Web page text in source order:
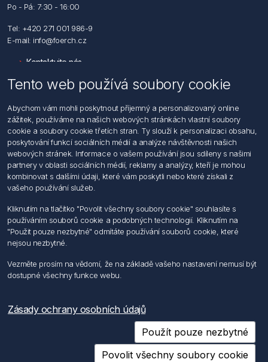
Po - Pá: 7:30 - 16:00
Tel: +420 271 001 986-9
E-mail: info@foerch.cz
Kontaktujte nás
Hledat
Dodržování předpisů
Zásady zpracování osobních údajů fyzických osob
Podmínky zasílání elektronických dokumentu
Všeobecné dodací a obchodní podmínky
Informace o nakládaní s elektroodpadem
Můj účet
Můj účet
Objednávky
Adresy
Copyright © 2026 Förch s.r.o.. Všechna práva vyhrazena.
Tento web používá soubory cookie
Abychom vám mohli poskytnout příjemný a personalizovaný online
zážitek, používáme na našich webových stránkách vlastní soubory
cookie a soubory cookie třetích stran. Ty slouží k personalizaci obsahu,
poskytování funkcí sociálních médií a analýze návštěvnosti našich
webových stránek. Informace o vašem používání jsou sdíleny s našimi
partnery v oblasti sociálních médií, reklamy a analýzy, kteří je mohou
kombinovat s dalšími údaji, které vám poskytli nebo které získali z
vašeho používání služeb.
Kliknutím na tlačítko "Povolit všechny soubory cookie" souhlasíte s
používáním souborů cookie a podobných technologií. Kliknutím na
"Použit pouze nezbytné" odmítáte používání souborů cookie, které
nejsou nezbytné.
Vezměte prosím na vědomí, že na základě vašeho nastavení nemusí být
dostupné všechny funkce webu.
Zásady ochrany osobních údajů
Použít pouze nezbytné
Povolit všechny soubory cookie